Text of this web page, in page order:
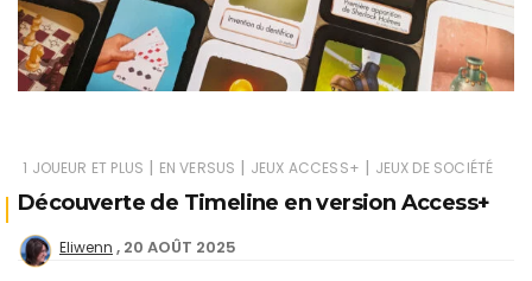
1 JOUEUR ET PLUS | EN VERSUS | JEUX ACCESS+ | JEUX DE SOCIÉTÉ
Découverte de Timeline en version Access+
Eliwenn 20 AOÛT 2025